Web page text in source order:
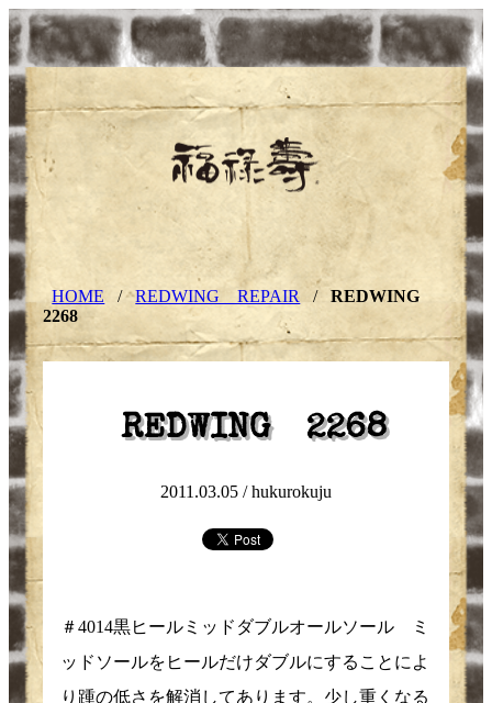
HOME / REDWING REPAIR /
REDWING
2268
REDWING 2268
2011.03.05 /hukurokuju
＃4014黒ヒールミッドダブルオールソール ミ
ッドソールをヒールだけダブルにすることによ
り踵の低さを解消してあります。少し重くなる